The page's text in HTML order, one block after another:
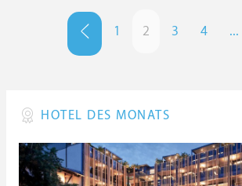
1 2 3 4 ...
HOTEL DES MONATS